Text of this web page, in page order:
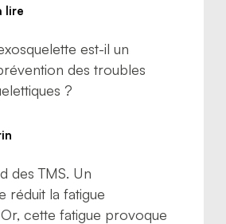
lire
est-il un
des troubles
?
des TMS. Un
réduit la fatigue
cette fatigue provoque